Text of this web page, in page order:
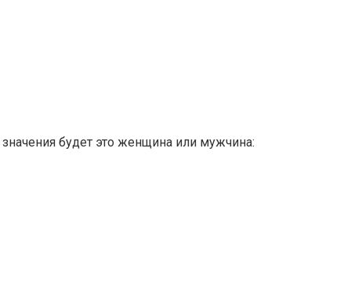
будет это женщина или мужчина: